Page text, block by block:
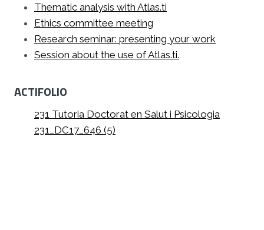
Thematic analysis with Atlas.ti
Ethics committee meeting
Research seminar: presenting your work
Session about the use of Atlas.ti.
ACTIFOLIO
231 Tutoria Doctorat en Salut i Psicologia
231_DC17_646 (5)